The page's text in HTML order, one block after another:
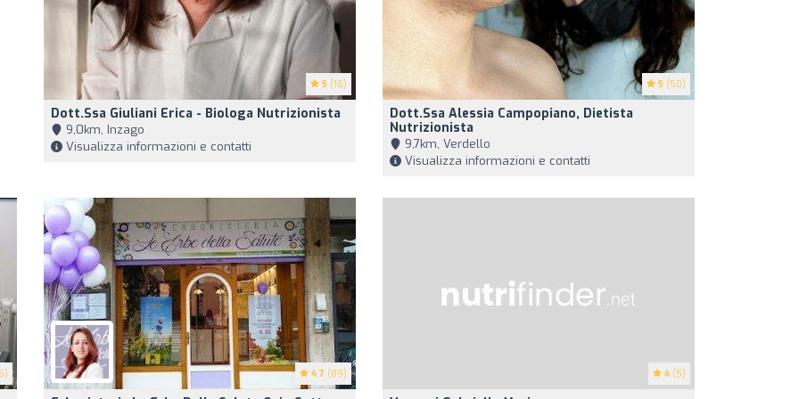
5 (16)
Dott.ssa Giuliani Erica - Biologa Nutrizionista
9,0km, Inzago
Visualizza informazioni e contatti
5 (50)
Dott.ssa Alessia Campopiano, Dietista
Nutrizionista
9,7km, Verdello
Visualizza informazioni e contatti
4.7 (89) 4 (5)